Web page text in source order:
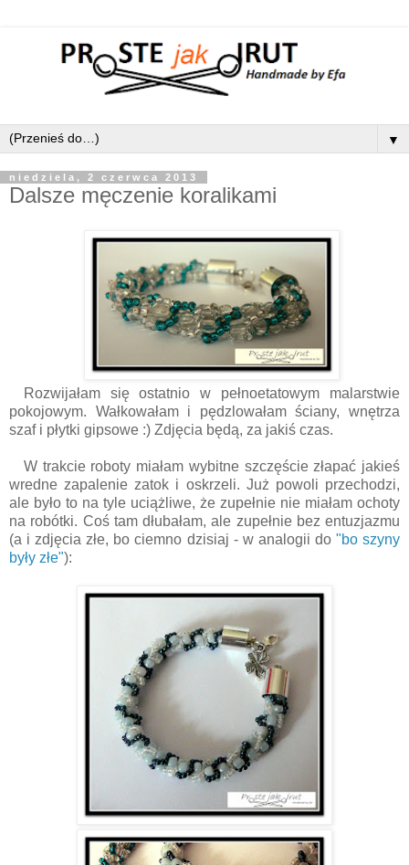
▼
niedziela, 2 czerwca 2013
Dalsze męczenie koralikami
Rozwijałam się ostatnio w pełnoetatowym malarstwie
pokojowym. Wałkowałam i pędzlowałam ściany, wnętrza
szaf i płytki gipsowe :) Zdjęcia będą, za jakiś czas.
W trakcie roboty miałam wybitne szczęście złapać jakieś
wredne zapalenie zatok i oskrzeli. Już powoli przechodzi,
ale było to na tyle uciążliwe, że zupełnie nie miałam ochoty
na robótki. Coś tam dłubałam, ale zupełnie bez entuzjazmu
(a i zdjęcia złe, bo ciemno dzisiaj - w analogii do "bo szyny
były złe"):